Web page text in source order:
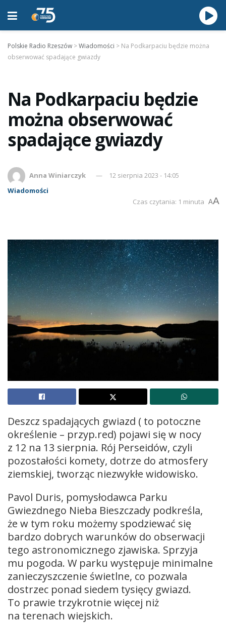
Polskie Radio Rzeszów >Wiadomości > Na Podkarpaciu będzie można
obserwować spadające gwiazdy
Na Podkarpaciu będzie
można obserwować
spadające gwiazdy
Anna Winiarczyk
12 sierpnia 2023 - 14:05
Wiadomości
Czas czytania: 1 minuta AA
Deszcz spadających gwiazd ( to potoczne
określenie – przyp.red) pojawi się w nocy
z 12 na 13 sierpnia. Rój Perseidów, czyli
pozostałości komety, dotrze do atmosfery
ziemskiej, tworząc niezwykłe widowisko.
Pavol Duris, pomysłodawca Parku
Gwiezdnego Nieba Bieszczady podkreśla,
że w tym roku możemy spodziewać się
bardzo dobrych warunków do obserwacji
tego astronomicznego zjawiska. Sprzyja
mu pogoda. W parku występuje minimalne
zanieczyszczenie świetlne, co pozwala
dostrzec ponad siedem tysięcy gwiazd.
To prawie trzykrotnie więcej niż
na terenach wiejskich.